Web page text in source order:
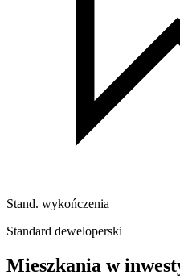
Stand. wykończenia
Standard deweloperski
Mieszkania w